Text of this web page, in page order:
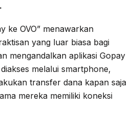
ke OVO” menawarkan
yang luar biasa bagi
mengandalkan aplikasi Gopay
melalui smartphone,
transfer dana kapan saja
mereka memiliki koneksi